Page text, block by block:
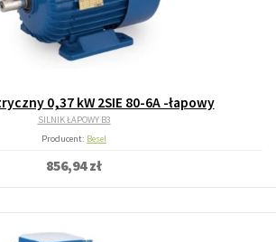
0,37 kW 2SIE 80-6A -łapowy
SILNIK ŁAPOWY B3
Producent: Besel
856,94 zł